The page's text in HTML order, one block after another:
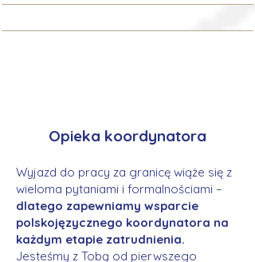
Opieka koordynatora
Wyjazd do pracy za granicę wiąże się z
wieloma pytaniami i formalnościami –
dlatego zapewniamy wsparcie
polskojęzycznego koordynatora na
każdym etapie zatrudnienia.
Jesteśmy z Tobą od pierwszego